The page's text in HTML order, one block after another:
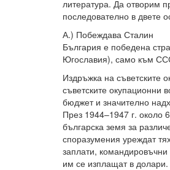
литература. Да отворим
последователно в двете
А.) Побеждава Сталин
България е победена
Югославия), само към
Издръжка на съветските
съветските окупационни
бюджет и значително
През 1944–1947 г. около
българска земя за
споразумения уреждат
заплати,
им се изплащат в долари.